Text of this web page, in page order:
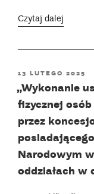
Czytaj dalej
wokół
we
i jego
POSTED
ON
13 LUTEGO 2025
„Wykonanie
fizycznej
przez
Narodowym
oddziałach w